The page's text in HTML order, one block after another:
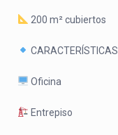
200 m² cubiertos
CARACTERÍSTICAS
Oficina
Entrepiso